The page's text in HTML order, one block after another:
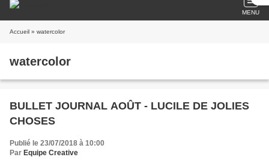
MENU
Accueil » watercolor
watercolor
BULLET JOURNAL AOÛT - LUCILE DE JOLIES
CHOSES
Publié le 23/07/2018 à 10:00
Par Equipe Creative